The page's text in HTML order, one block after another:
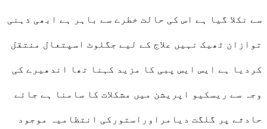
سے نکلا گیا ہے اس کی حالت خطرے سے باہر ہے ابھی ذہنی
توازان ٹھیک نہیں علاج کے لیے جگلوٹ اسپتعال منتقل
کردیا ہے ایس ایس پبی کا مزید کہنا تھا اندھیرے کی
وجہ سے ریسکیو اپریشن میں مشکلات کا سامنا ہے جائے
حادثے پر گلگت دیامراوراستورکی انتظامیہ موجود